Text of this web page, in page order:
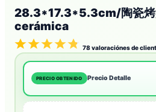
28.3*17.3*5.3cm/陶瓷
cerámica
78valoraciónes de
PRECIO OBTENIDO Precio Detalle